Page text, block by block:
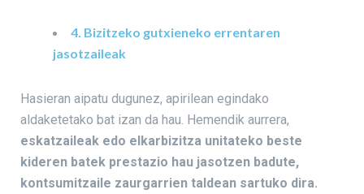
4. Bizitzeko gutxieneko errentaren
jasotzaileak
Hasieran aipatu dugunez, apirilean egindako
aldaketetako bat izan da hau. Hemendik aurrera,
eskatzaileak edo elkarbizitza unitateko beste
kideren batek prestazio hau jasotzen badute,
kontsumitzaile zaurgarrien taldean sartuko dira.